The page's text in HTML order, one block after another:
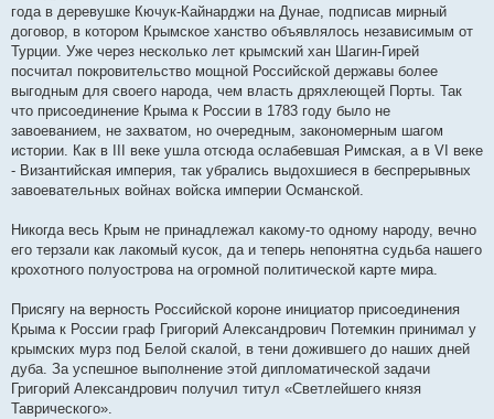
года в деревушке Кючук-Кайнарджи на Дунае, подписав мирный
договор, в котором Крымское ханство объявлялось независимым от
Турции. Уже через несколько лет крымский хан Шагин-Гирей
посчитал покровительство мощной Российской державы более
выгодным для своего народа, чем власть дряхлеющей Порты. Так
что присоединение Крыма к России в 1783 году было не
завоеванием, не захватом, но очередным, закономерным шагом
истории. Как в III веке ушла отсюда ослабевшая Римская, а в VI веке
- Византийская империя, так убрались выдохшиеся в беспрерывных
завоевательных войнах войска империи Османской.
Никогда весь Крым не принадлежал какому-то одному народу, вечно
его терзали как лакомый кусок, да и теперь непонятна судьба нашего
крохотного полуострова на огромной политической карте мира.
Присягу на верность Российской короне инициатор присоединения
Крыма к России граф Григорий Александрович Потемкин принимал у
крымских мурз под Белой скалой, в тени дожившего до наших дней
дуба. За успешное выполнение этой дипломатической задачи
Григорий Александрович получил титул «Светлейшего князя
Таврического».